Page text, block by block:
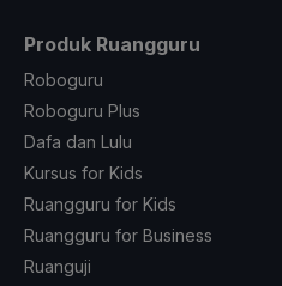
Produk Ruangguru
Roboguru
Roboguru Plus
Dafa dan Lulu
Kursus for Kids
Ruangguru for Kids
Ruangguru for Business
Ruanguji